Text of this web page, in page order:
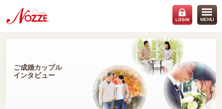
ご成婚カップル
インタビュー